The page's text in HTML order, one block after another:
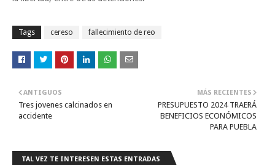
Tags cereso fallecimiento de reo
MÁS RECIENTES
PRESUPUESTO 2024 TRAERÁ
BENEFICIOS ECONÓMICOS
PARA PUEBLA
ANTIGUOS
Tres jovenes calcinados en
accidente
TAL VEZ TE INTERESEN ESTAS ENTRADAS